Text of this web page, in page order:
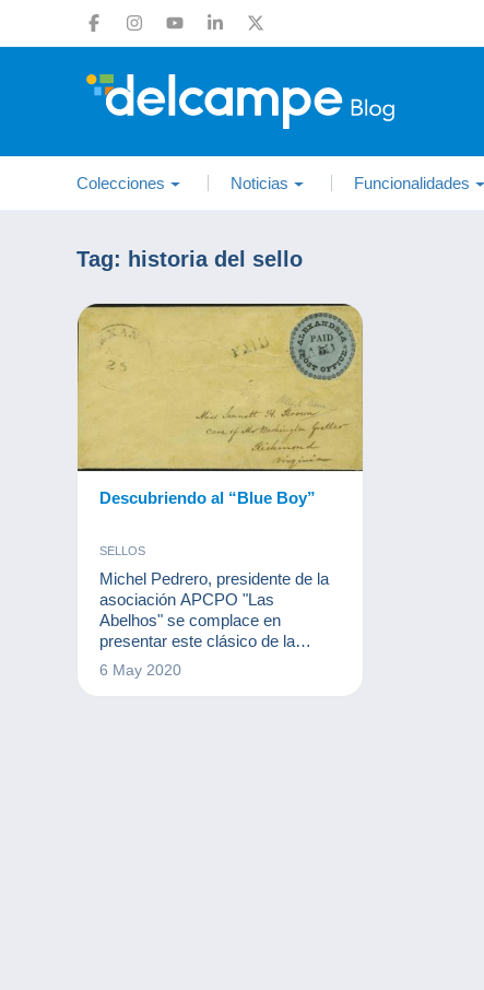
Colecciones Noticias Funcionalidades
Tag: historia del sello
Descubriendo al “Blue Boy”
SELLOS
Michel Pedrero, presidente de la
asociación APCPO "Las
Abelhos" se complace en
presentar este clásico de la
filatelia americana. El “Blue Boy”
es un sello muy raro emitido en
6 May 2020